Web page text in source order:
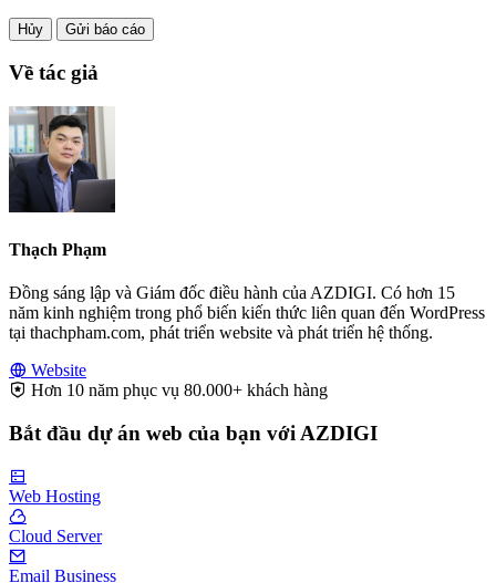
Hủy Gửi báo cáo
Về tác giả
Thạch Phạm
Đồng sáng lập và Giám đốc điều hành của AZDIGI. Có hơn 15
năm kinh nghiệm trong phổ biến kiến thức liên quan đến WordPress
tại thachpham.com, phát triển website và phát triển hệ thống.
Website
Hơn 10 năm phục vụ 80.000+ khách hàng
Bắt đầu dự án web của bạn với AZDIGI
Web Hosting
Cloud Server
Email Business